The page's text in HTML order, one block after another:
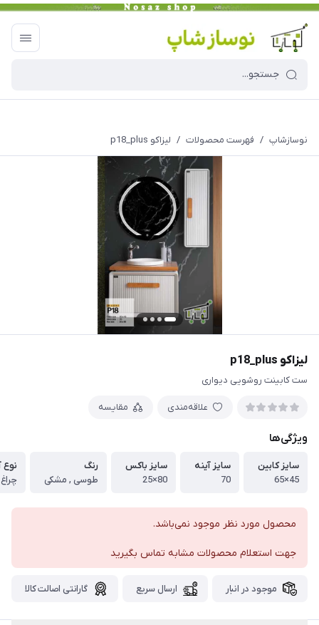
نوسازشاپ / فهرست محصولات / لیزاکو p18_plus
لیزاکو p18_plus
ست کابینت روشویی دیواری
علاقه‌مندی مقایسه
ویژگی‌ها
سایز کابین
45×65
سایز آینه
70
سایز باکس
80×25
رنگ
طوسی , مشکی
نوع
محصول مورد نظر موجود نمی‌باشد.
جهت استعلام محصولات مشابه تماس بگیرید
موجود در انبار ارسال سریع گارانتی اصالت کالا